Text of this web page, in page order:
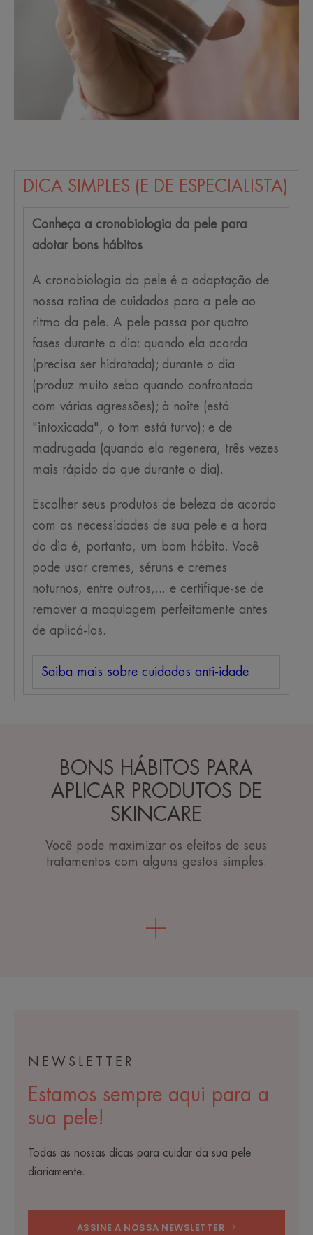
DICA SIMPLES (E DE ESPECIALISTA)
Conheça a cronobiologia da pele para
adotar bons hábitos
A cronobiologia da pele é a adaptação de
nossa rotina de cuidados para a pele ao
ritmo da pele. A pele passa por quatro
fases durante o dia: quando ela acorda
(precisa ser hidratada); durante o dia
(produz muito sebo quando confrontada
com várias agressões); à noite (está
"intoxicada", o tom está turvo); e de
madrugada (quando ela regenera, três vezes
mais rápido do que durante o dia).
Escolher seus produtos de beleza de acordo
com as necessidades de sua pele e a hora
do dia é, portanto, um bom hábito. Você
pode usar cremes, séruns e cremes
noturnos, entre outros,... e certifique-se de
remover a maquiagem perfeitamente antes
de aplicá-los.
Saiba mais sobre cuidados anti-idade
BONS HÁBITOS PARA
APLICAR PRODUTOS DE
SKINCARE
Você pode maximizar os efeitos de seus
tratamentos com alguns gestos simples.
NEWSLETTER
Estamos sempre aqui para a
sua pele!
Todas as nossas dicas para cuidar da sua pele
diariamente.
ASSINE A NOSSA NEWSLETTER